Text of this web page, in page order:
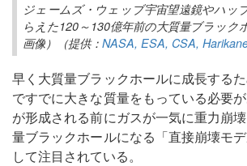
ジェームズ・ウェッブ宇宙望遠鏡やハッ
らえた120～130億年前の大質量ブラック
画像）（提供：NASA, ESA, CSA,
早く大質量ブラックホールに成長する
ですでに大きな質量をもっている必要
が形成される前にガスが一気に重力崩
量ブラックホールになる「直接崩壊モ
して注目されている。